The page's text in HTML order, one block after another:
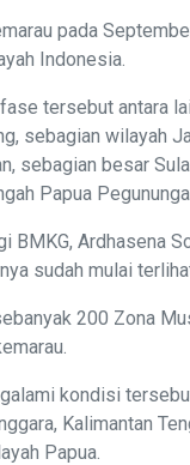
pada
Indonesia.
tersebut antara
sebagian wilayah
sebagian besar
Papua
BMKG, Ardhasena
sudah mulai
200 Zona
kondisi
Kalimantan
Papua.